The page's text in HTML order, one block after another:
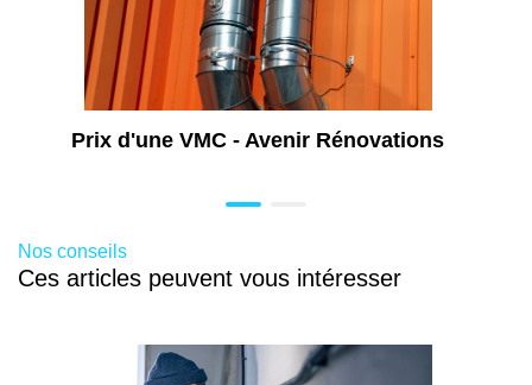
Prix d'une VMC - Avenir Rénovations
Nos conseils
Ces articles peuvent vous intéresser